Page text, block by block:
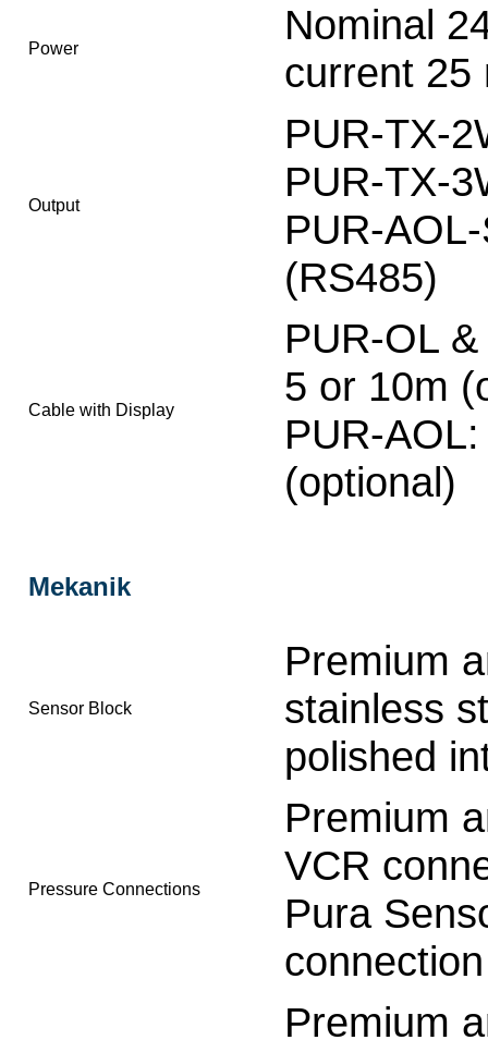
Power
Nominal
current 25
Output
PUR-TX-
PUR-TX-
PUR-
(RS485)
Cable with Display
PUR-OL
5 or 10m
PUR-
(optional)
Mekanik
Sensor Block
Premium
stainless
polished
Pressure Connections
Premium
VCR
Pura
connection
Premium